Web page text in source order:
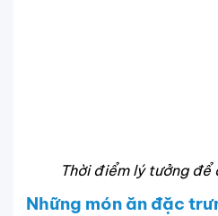
Thời điểm lý tưởng
Những món ăn đặc